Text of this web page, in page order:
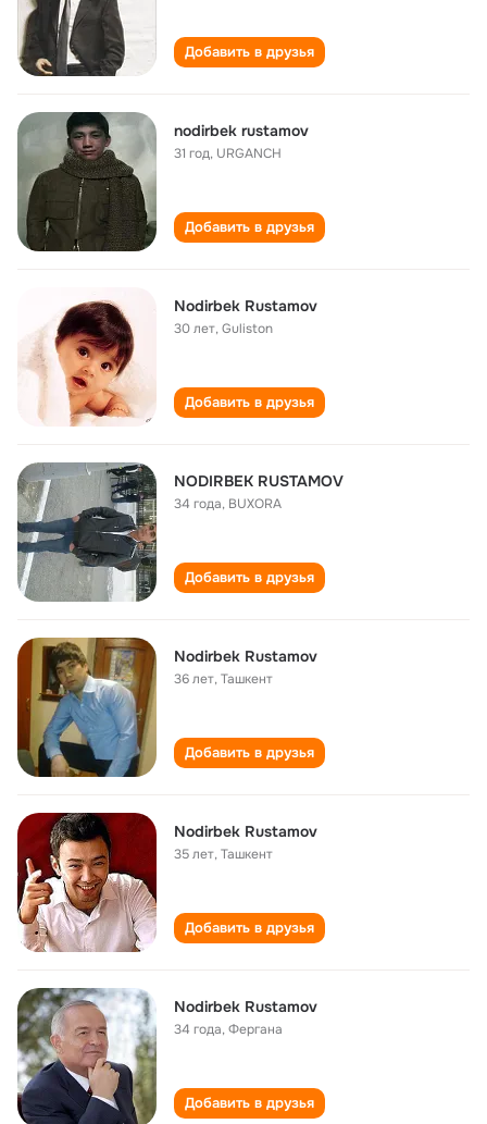
Добавить в друзья
nodirbek rustamov
31 год, URGANCH
Добавить в друзья
Nodirbek Rustamov
30 лет,Guliston
Добавить в друзья
NODIRBEK RUSTAMOV
34 года, BUXORA
Добавить в друзья
Nodirbek Rustamov
36 лет,Ташкент
Добавить в друзья
Nodirbek Rustamov
35 лет,Ташкент
Добавить в друзья
Nodirbek Rustamov
34 года,Фергана
Добавить в друзья